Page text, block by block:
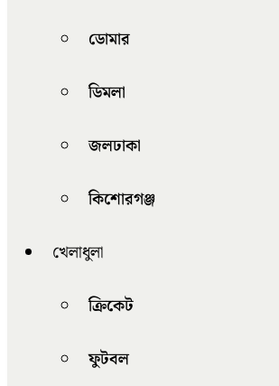
ডোমার
ডিমলা
জলঢাকা
কিশোরগঞ্জ
খেলাধুলা
ক্রিকেট
ফুটবল